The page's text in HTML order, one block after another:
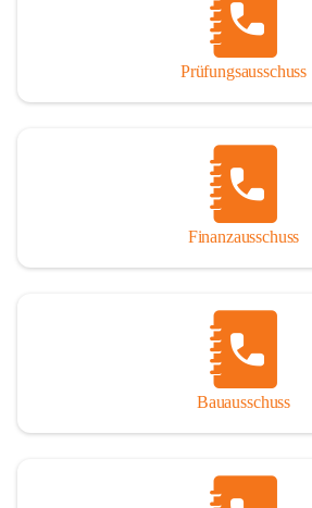
Prüfungsausschuss
Finanzausschuss
Bauausschuss